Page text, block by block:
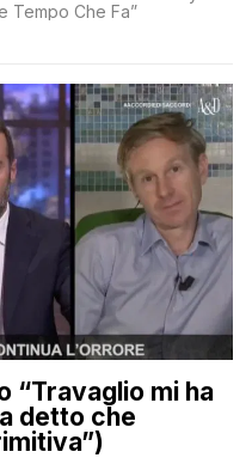
Tempo Che Fa”
“Travaglio mi ha
detto che